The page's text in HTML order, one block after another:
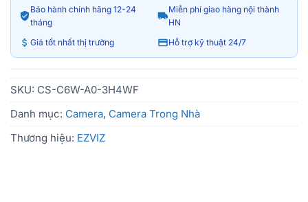
Bảo hành chính hãng 12-24
tháng
Miễn phí giao hàng nội thành
HN
Giá tốt nhất thị trường
Hỗ trợ kỹ thuật 24/7
SKU: CS-C6W-A0-3H4WF
Danh mục: Camera, Camera Trong Nhà
Thương hiệu: EZVIZ